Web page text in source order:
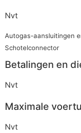
Nvt
Autogas-aansluitingen
Schotelconnector
Betalingen en
Nvt
Maximale
Nvt